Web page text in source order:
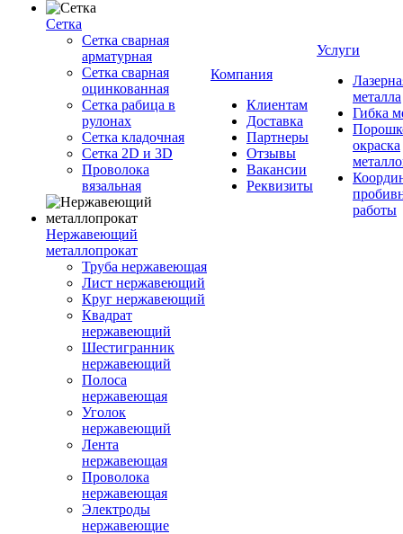
Сетка
Сетка сварная
арматурная
Сетка сварная
оцинкованная
Сетка рабица в
рулонах
Сетка кладочная
Сетка 2D и 3D
Проволока
вязальная
Нержавеющий
металлопрокат
Труба нержавеющая
Лист нержавеющий
Круг нержавеющий
Квадрат
нержавеющий
Шестигранник
нержавеющий
Полоса
нержавеющая
Уголок
нержавеющий
Лента
нержавеющая
Проволока
нержавеющая
Электроды
нержавеющие
Компания
Клиентам
Доставка
Партнеры
Отзывы
Вакансии
Реквизиты
Услуги
металла
Гибка
окраска
работы